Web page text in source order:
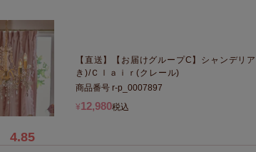
【直送】【お届けグループC】シャンデリ
き)/Ｃｌａｉｒ(クレール)
商品番号 r-p_0007897
¥12,980税込
4.85